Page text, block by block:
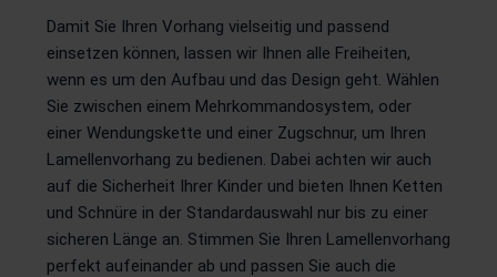
Damit Sie Ihren Vorhang vielseitig und passend
einsetzen können, lassen wir Ihnen alle Freiheiten,
wenn es um den Aufbau und das Design geht. Wählen
Sie zwischen einem Mehrkommandosystem, oder
einer Wendungskette und einer Zugschnur, um Ihren
Lamellenvorhang zu bedienen. Dabei achten wir auch
auf die Sicherheit Ihrer Kinder und bieten Ihnen Ketten
und Schnüre in der Standardauswahl nur bis zu einer
sicheren Länge an. Stimmen Sie Ihren Lamellenvorhang
perfekt aufeinander ab und passen Sie auch die